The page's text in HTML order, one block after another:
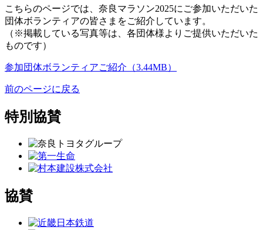
こちらのページでは、奈良マラソン2025にご参加いただいた
団体ボランティアの皆さまをご紹介しています。
（※掲載している写真等は、各団体様よりご提供いただいた
ものです）
参加団体ボランティアご紹介（3.44MB）
前のページに戻る
特別協賛
協賛